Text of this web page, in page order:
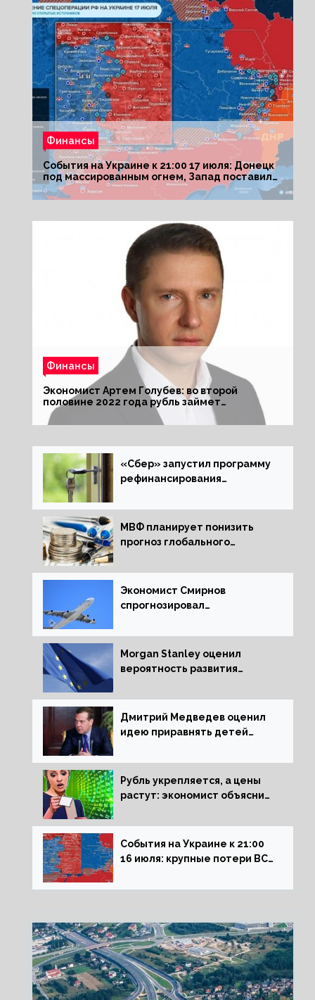
Финансы
События на Украине к 21:00 17 июля: Донецк
под массированным огнем, Запад поставил
Киеву ультиматум
Финансы
Экономист Артем Голубев: во второй
половине 2022 года рубль займет
комфортный курс
«Сбер» запустил программу
рефинансирования
МВФ планирует понизить
прогноз глобального
следующем отчете
Экономист Смирнов
спрогнозировал
России
Morgan Stanley оценил
вероятность развития
Дмитрий Медведев оценил
идею приравнять детей
Рубль укрепляется, а цены
растут: экономист объяснил
на рынок РФ
События на Украине к 21:00
16 июля: крупные потери ВСУ
обстреливает Донбасс из